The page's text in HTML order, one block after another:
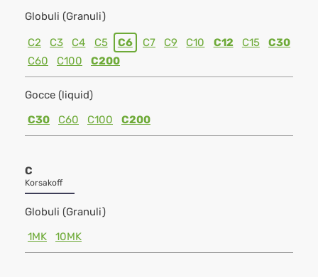
Globuli (Granuli)
C2 C3 C4 C5 C6 C7 C9 C10 C12 C15
C30
C60
C100 C200
Gocce (liquid)
C30
C60 C100 C200
C
Korsakoff
Globuli (Granuli)
1MK
10MK